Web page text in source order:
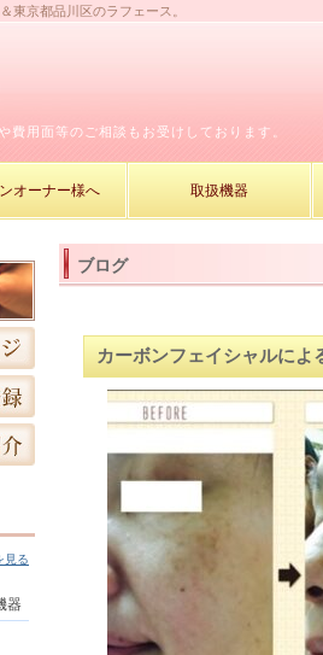
東京都品川区のラフェース。
費用面等のご相談もお受けしております。
オーナー様へ 取扱機器
ブログ
カーボンフェイシャルによ
見る
器